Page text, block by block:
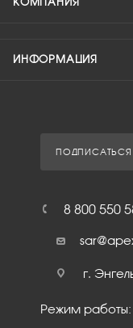
ИНФОРМАЦИЯ
8 800 550
г.
Режим работы: